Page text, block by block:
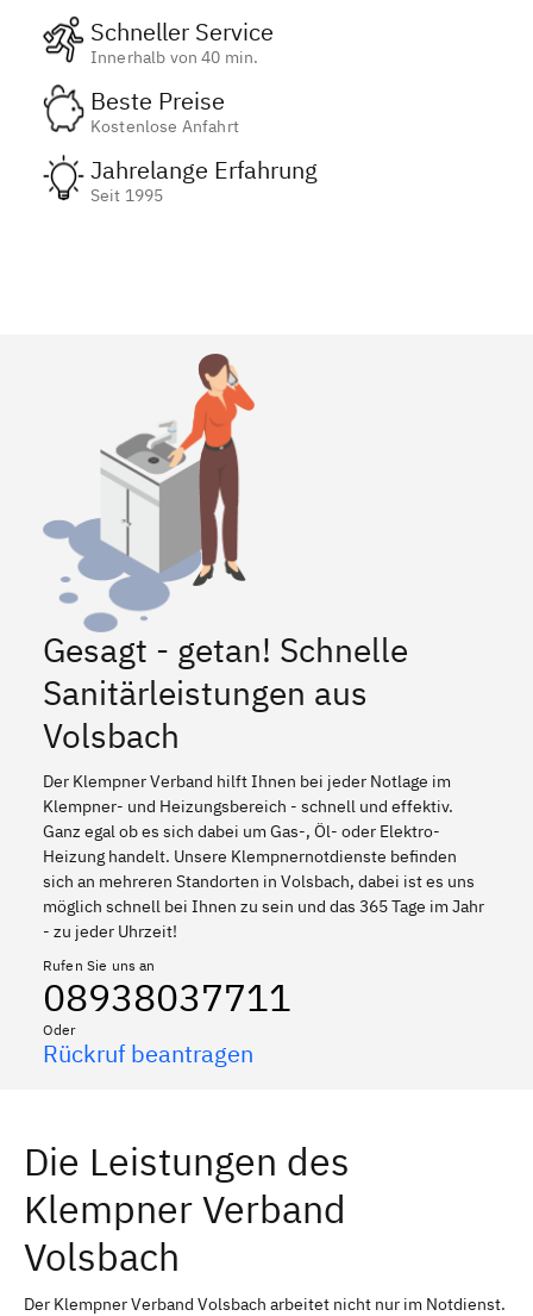
Schneller Service
Innerhalb von 40 min.
Beste Preise
Kostenlose Anfahrt
Jahrelange Erfahrung
Seit 1995
Gesagt - getan! Schnelle
Sanitärleistungen aus
Volsbach
Der Klempner Verband hilft Ihnen bei jeder Notlage im
Klempner- und Heizungsbereich - schnell und effektiv.
Ganz egal ob es sich dabei um Gas-, Öl- oder Elektro-
Heizung handelt. Unsere Klempnernotdienste befinden
sich an mehreren Standorten in Volsbach, dabei ist es uns
möglich schnell bei Ihnen zu sein und das 365 Tage im Jahr
- zu jeder Uhrzeit!
Rufen Sie uns an
08938037711
Oder
Rückruf beantragen
Die Leistungen des
Klempner Verband
Volsbach
Der Klempner Verband Volsbach arbeitet nicht nur im Notdienst.